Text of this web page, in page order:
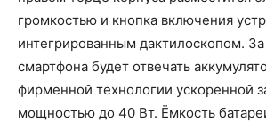
громкостью и кнопка включения
интегрированным дактилоскопом.
смартфона будет отвечать
фирменной технологии ускоренной
мощностью до 40 Вт. Ёмкость